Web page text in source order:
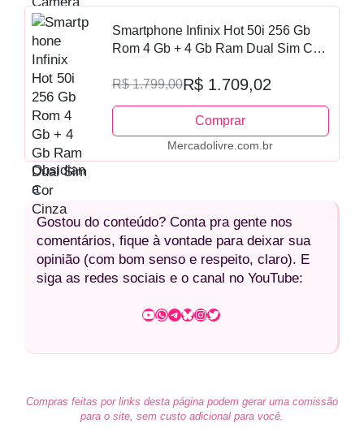
Smartphone Infinix Hot 50i 256 Gb
Rom 4 Gb + 4 Gb Ram Dual Sim Cor
R$ 1.799,00R$ 1.709,02
Comprar
Mercadolivre.com.br
Gostou do conteúdo? Conta pra gente nos
comentários, fique à vontade para deixar sua
opinião (com bom senso e respeito, claro). E
siga as redes sociais e o canal no YouTube:
Youtube WhatsApp TelegramBluesky InstagramTwitter
Compras feitas por links desta página podem gerar uma comissão
para o site, sem custo adicional para você.